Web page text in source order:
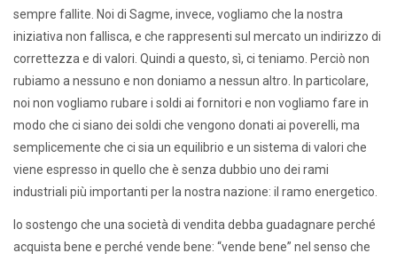
sempre fallite. Noi di Sagme, invece, vogliamo che la nostra
iniziativa non fallisca, e che rappresenti sul mercato un indirizzo di
correttezza e di valori. Quindi a questo, sì, ci teniamo. Perciò non
rubiamo a nessuno e non doniamo a nessun altro. In particolare,
noi non vogliamo rubare i soldi ai fornitori e non vogliamo fare in
modo che ci siano dei soldi che vengono donati ai poverelli, ma
semplicemente che ci sia un equilibrio e un sistema di valori che
viene espresso in quello che è senza dubbio uno dei rami
industriali più importanti per la nostra nazione: il ramo energetico.
Io sostengo che una società di vendita debba guadagnare perché
acquista bene e perché vende bene: “vende bene” nel senso che